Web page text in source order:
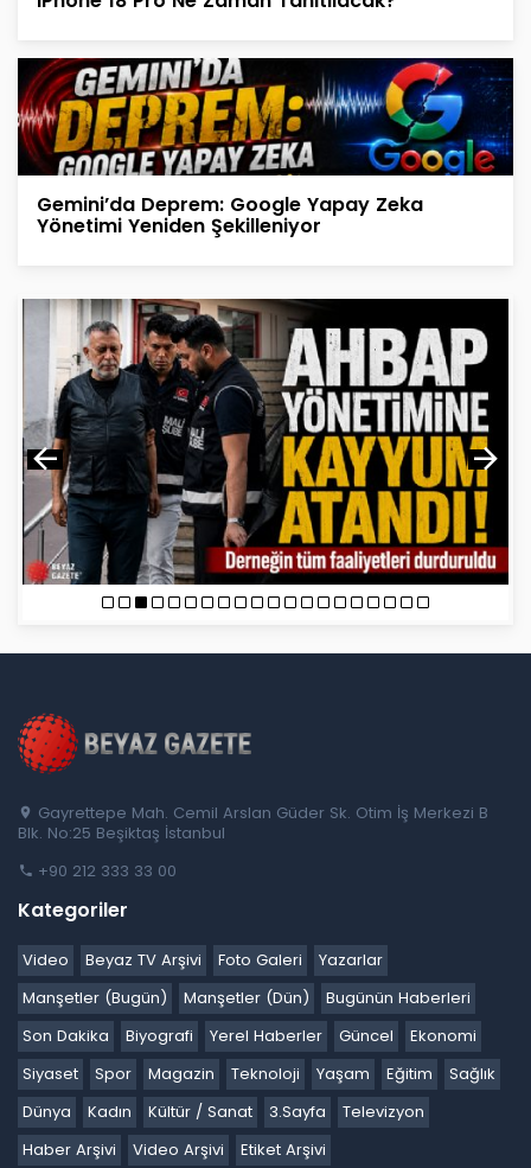
Gemini’da Deprem: Google Yapay Zeka
Yönetimi Yeniden Şekilleniyor
Gayrettepe Mah. Cemil Arslan Güder Sk. Otim İş Merkezi B
Blk. No:25 Beşiktaş İstanbul
+90 212 333 33 00
Kategoriler
Video Beyaz TV Arşivi Foto Galeri
Yazarlar
Manşetler (Bugün)
Manşetler (Dün)
Bugünün Haberleri
Son Dakika
Biyografi Yerel Haberler Güncel
Ekonomi
Siyaset
Spor Magazin Teknoloji Yaşam Eğitim
Sağlık
Dünya
Kadın Kültür / Sanat 3.Sayfa
Televizyon
Haber Arşivi
Video Arşivi Etiket Arşivi